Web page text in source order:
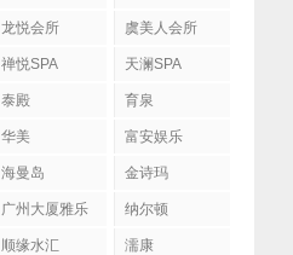
龙悦会所 虞美人会所
禅悦SPA 天澜SPA
泰殿 育泉
华美 富安娱乐
海曼岛 金诗玛
广州大厦雅乐
纳尔顿
顺缘水汇 濡康